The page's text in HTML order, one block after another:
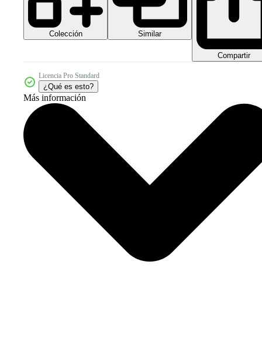
Colección Similar
Compartir
Licencia Pro Standard
¿Qué es esto?
Más información